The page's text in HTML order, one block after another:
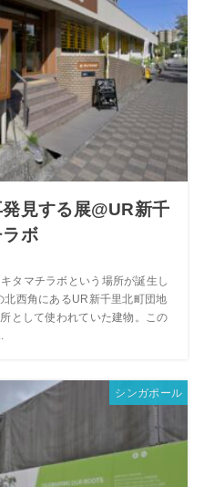
見する展@UR新千
ボ
タマチラボという場所が誕生し
北西角にあるUR新千里北町団地
として使われていた建物。この
シンガポール